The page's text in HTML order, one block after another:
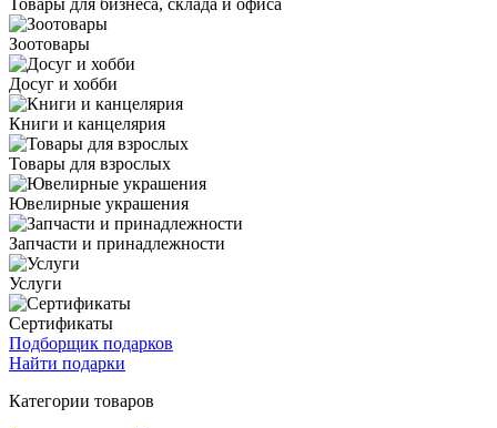
Товары для бизнеса, склада и офиса
Зоотовары
Досуг и хобби
Книги и канцелярия
Товары для взрослых
Ювелирные украшения
Запчасти и принадлежности
Услуги
Сертификаты
Подборщик подарков
Найти подарки
Категории товаров